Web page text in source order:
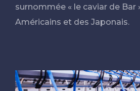
surnommée « le caviar de Bar
Américains et des Japonais.